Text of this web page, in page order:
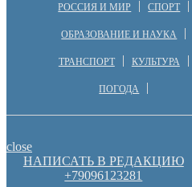
РОССИЯ И МИР СПОРТ
ОБРАЗОВАНИЕ И НАУКА
ТРАНСПОРТ КУЛЬТУРА
ПОГОДА
close
НАПИСАТЬ В РЕДАКЦИЮ
+79096123281